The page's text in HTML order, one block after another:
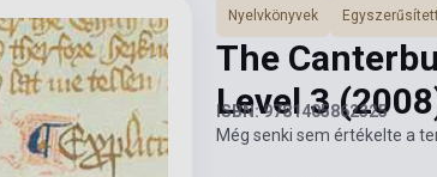
Nyelvkönyvek
The
Level 3
ISBN: 9781405862325
Még senki sem értékelte a